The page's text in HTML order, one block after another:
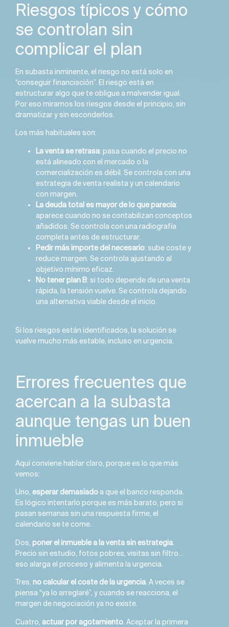
Riesgos típicos y cómo
se controlan sin
complicar el plan
En subasta inminente, el riesgo no está solo en
“conseguir financiación”. El riesgo está en
estructurar algo que te obligue a malvender igual.
Por eso miramos los riesgos desde el principio, sin
dramatizar y sin esconderlos.
Los más habituales son:
La venta se retrasa: pasa cuando el precio no
está alineado con el mercado o la
comercialización es débil. Se controla con una
estrategia de venta realista y un calendario
con margen.
La deuda total es mayor de lo que parecía:
aparece cuando no se contabilizan conceptos
añadidos. Se controla con una radiografía
completa antes de estructurar.
Pedir más importe del necesario: sube coste y
reduce margen. Se controla ajustando al
objetivo mínimo eficaz.
No tener plan B: si todo depende de una venta
rápida, la tensión vuelve. Se controla dejando
una alternativa viable desde el inicio.
Si los riesgos están identificados, la solución se
vuelve mucho más estable, incluso en urgencia.
Errores frecuentes que
acercan a la subasta
aunque tengas un buen
inmueble
Aquí conviene hablar claro, porque es lo que más
vemos:
Uno, esperar demasiado a que el banco responda.
Es lógico intentarlo porque es más barato, pero si
pasan semanas sin una respuesta firme, el
calendario se te come.
Dos, poner el inmueble a la venta sin estrategia
Precio sin estudio, fotos pobres, visitas sin filtro…
eso alarga el proceso y alimenta la urgencia.
Tres, no calcular el coste de la urgencia . A veces se
piensa “ya lo arreglaré”, y cuando se reacciona, el
margen de negociación ya no existe.
Cuatro, actuar por agotamiento . Aceptar la primera